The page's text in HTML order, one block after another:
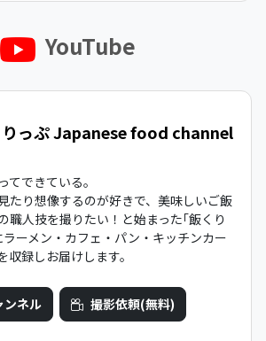
YouTube
っぷ Japanese food channel
てできている。
たり想像するのが好きで、美味しいご飯
職人技を撮りたい！と始まった｢飯くり
ーメン・カフェ・パン・キッチンカー
収録しお届けします。
ンネル 撮影依頼(無料)